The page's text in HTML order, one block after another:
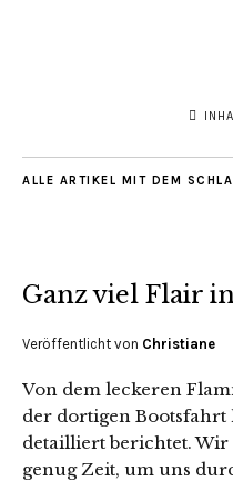
ALLE ARTIKEL MIT DEM
Ganz viel Flair
Veröffentlicht von Christiane
Von dem leckeren
der dortigen
detailliert berichtet.
genug Zeit, um uns